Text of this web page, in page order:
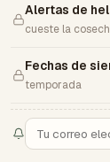
Alertas de
cueste la
Fechas de
temporada